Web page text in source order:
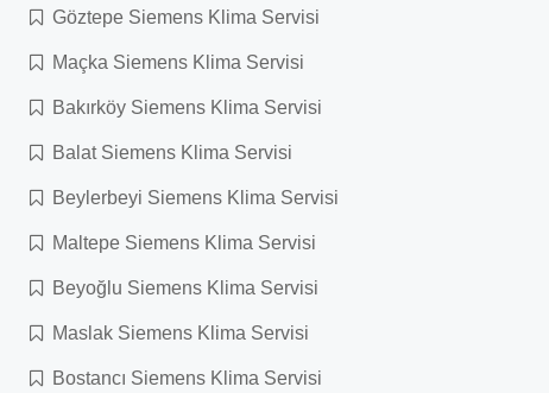
Göztepe Siemens Klima Servisi
Maçka Siemens Klima Servisi
Bakırköy Siemens Klima Servisi
Balat Siemens Klima Servisi
Beylerbeyi Siemens Klima Servisi
Maltepe Siemens Klima Servisi
Beyoğlu Siemens Klima Servisi
Maslak Siemens Klima Servisi
Bostancı Siemens Klima Servisi